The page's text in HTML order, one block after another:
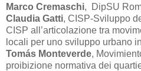
Marco Cremaschi, DipSU
Claudia Gatti, CISP-Sviluppo
CISP all’articolazione tra
locali per uno sviluppo urbano
Tomás Monteverde,
proibizione normativa dei